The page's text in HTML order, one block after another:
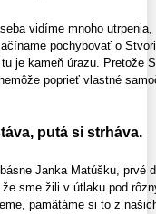
vidíme mnoho
pochybovať o
je kameň úrazu. Pretože
poprieť vlastné
putá si strháva.
Janka Matúšku, prvé
že sme žili v útlaku pod
pamätáme si to z